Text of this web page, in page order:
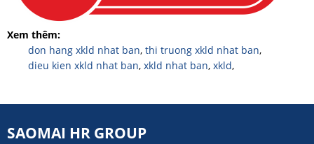
Xem thêm:
don hang xkld nhat ban, thi truong xkld nhat ban,
dieu kien xkld nhat ban, xkld nhat ban, xkld,
SAOMAI HR GROUP